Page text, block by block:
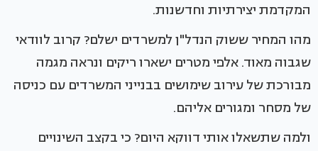
המקדמת יצירתיות וחדשנות.
מהו המחיר ששוק הנדל"ן למשרדים ישלם? קרוב לוודאי
שגבוה מאוד. אלפי מטרים ישארו ריקים ונראה מגמה
מבורכת של עירוב שימושים בבנייני המשרדים עם כניסה
של מסחר ומגורים אליהם.
ולמה שתשאלו אותי דווקא היום? כי בקצב השינויים